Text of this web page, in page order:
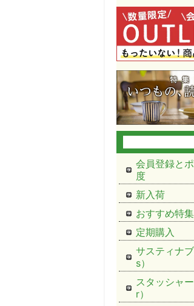
会員登録と
度
新入荷
おすすめ特集
定期購入
サスティナ
s）
スタッシャ
r）